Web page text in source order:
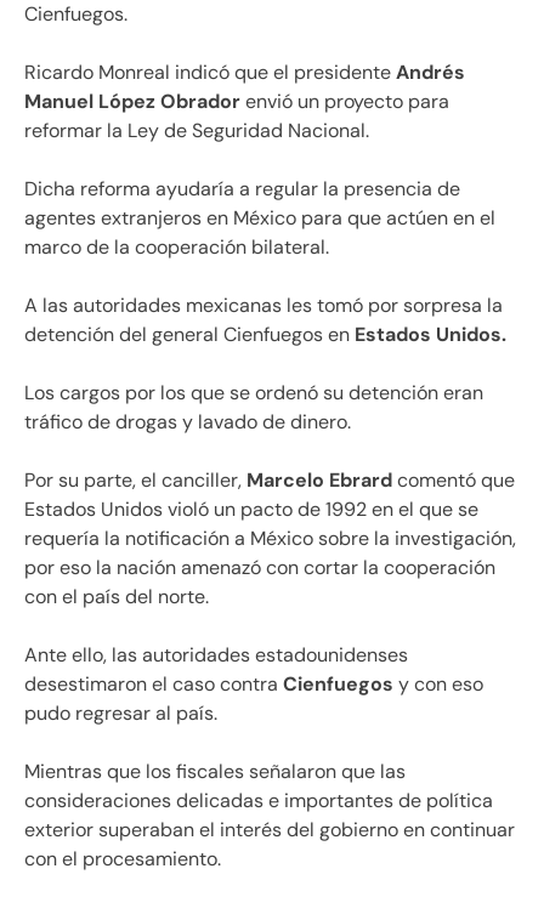
Cienfuegos.
Ricardo Monreal indicó que el presidenteAndrés
Manuel López Obradorenvió un proyecto para
reformar la Ley de Seguridad Nacional.
Dicha reforma ayudaría a regular la presencia de
agentes extranjeros en México para que actúen en el
marco de la cooperación bilateral.
A las autoridades mexicanas les tomó por sorpresa la
detención del general Cienfuegos en Estados Unidos.
Los cargos por los que se ordenó su detención eran
tráfico de drogas y lavado de dinero.
Por su parte, el canciller, Marcelo Ebrardcomentó que
Estados Unidos violó un pacto de 1992 en el que se
requería la notificación a México sobre la investigación,
por eso la nación amenazó con cortar la cooperación
con el país del norte.
Ante ello, las autoridades estadounidenses
desestimaron el caso contra Cienfuegos y con eso
pudo regresar al país.
Mientras que los fiscales señalaron que las
consideraciones delicadas e importantes de política
exterior superaban el interés del gobierno en continuar
con el procesamiento.